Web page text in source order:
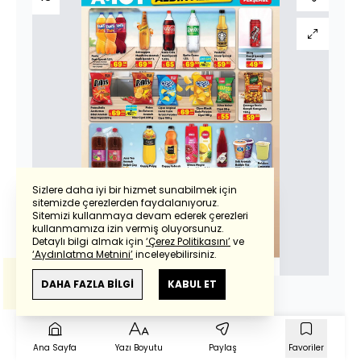
Ana Sayfa Yazı Boyutu Paylaş Favoriler
Sizlere daha iyi bir hizmet sunabilmek için
sitemizde çerezlerden faydalanıyoruz.
Sitemizi kullanmaya devam ederek çerezleri
kullanmamıza izin vermiş oluyorsunuz.
Detaylı bilgi almak için ‘Çerez Politikasını’ve
‘Aydınlatma Metnini’inceleyebilirsiniz.
DAHA FAZLA BİLGİ KABUL ET
Powered by Translate
Bu çevirideGoogle Transletekullanılmıştır.
Anlam ve çeviri hatalarından
haberturk.com
sorumlu değildir.